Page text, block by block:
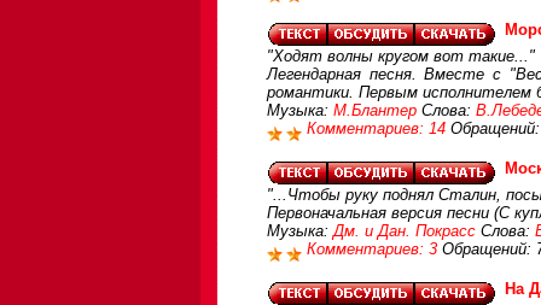
"Ходят волны кругом вот такие..."
Легендарная песня. Вместе с
романтики. Первым исполнителем
Музыка: М.Блантер Слова:
Комментариев: 14 Обращений:
"...Чтобы руку поднял Сталин,
Первоначальная версия песни (С
Музыка:Дм. и Дан. Покрасс Слова:
Комментариев: 3 Обращений:
На